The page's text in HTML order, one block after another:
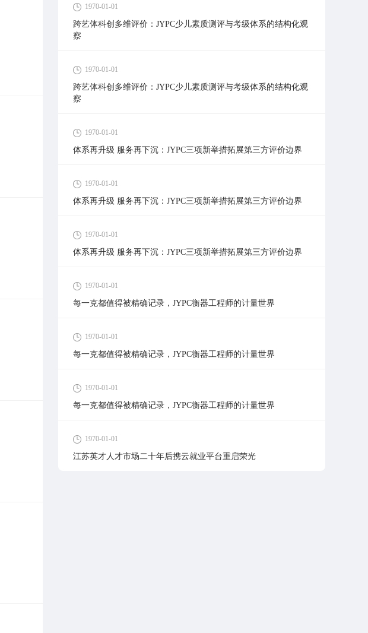
1970-01-01
跨艺体科创多维评价：JYPC少儿素质测评与考级体系的结构化观
察
1970-01-01
跨艺体科创多维评价：JYPC少儿素质测评与考级体系的结构化观
察
1970-01-01
体系再升级 服务再下沉：JYPC三项新举措拓展第三方评价边界
1970-01-01
体系再升级 服务再下沉：JYPC三项新举措拓展第三方评价边界
1970-01-01
体系再升级 服务再下沉：JYPC三项新举措拓展第三方评价边界
1970-01-01
每一克都值得被精确记录，JYPC衡器工程师的计量世界
1970-01-01
每一克都值得被精确记录，JYPC衡器工程师的计量世界
1970-01-01
每一克都值得被精确记录，JYPC衡器工程师的计量世界
1970-01-01
江苏英才人才市场二十年后携云就业平台重启荣光